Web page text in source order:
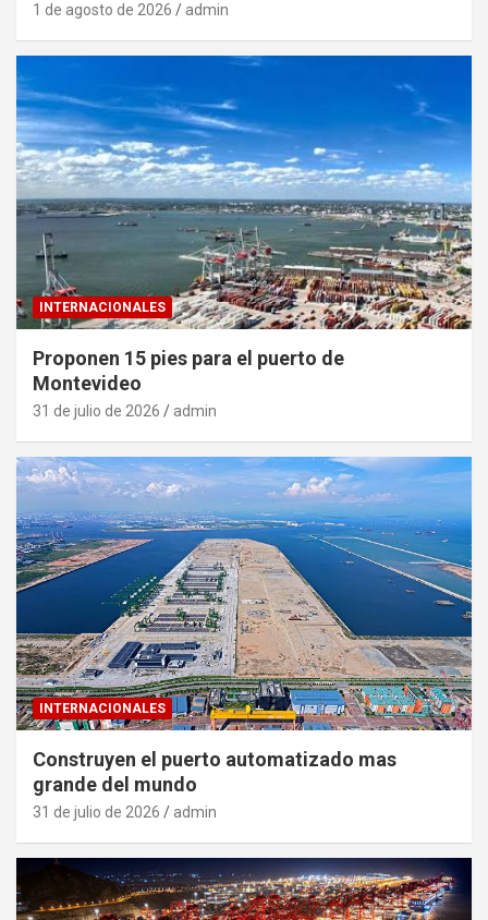
1 de agosto de 2026 admin
INTERNACIONALES
Proponen 15 pies para el puerto de
Montevideo
31 de julio de 2026 admin
INTERNACIONALES
Construyen el puerto automatizado mas
grande del mundo
31 de julio de 2026 admin